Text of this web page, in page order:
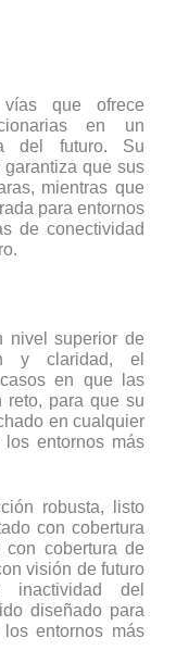
que ofrece
en un
del futuro. Su
que sus
mientras que
para entornos
de conectividad
nivel superior de
y claridad, el
en que las
reto, para que su
en cualquier
entornos más
robusta, listo
con cobertura
cobertura de
visión de futuro
del
diseñado para
entornos más